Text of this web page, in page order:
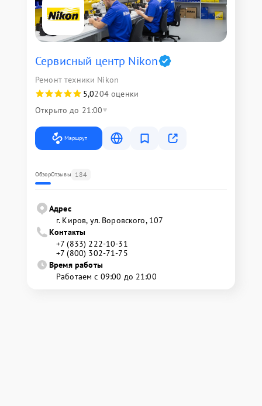
Сервисный центр Nikon
Ремонт техники Nikon
5,0204 оценки
Открыто до 21:00
Маршрут
ОбзорОтзывы 184
Адрес
г. Киров, ул. Воровского, 107
Контакты
+7 (833) 222-10-31
+7 (800) 302-71-75
Время работы
Работаем с 09:00 до 21:00